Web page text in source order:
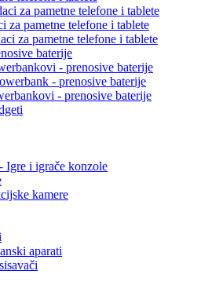
za pametne telefone i tablete
za pametne telefone i tablete
za pametne telefone i tablete
baterije
- prenosive baterije
- prenosive baterije
- prenosive baterije
Igre i igrače konzole
kamere
aparati